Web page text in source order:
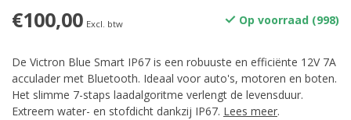
€100,00 Excl. btw Op voorraad (998)
De Victron Blue Smart IP67 is een robuuste en efficiënte 12V 7A
acculader met Bluetooth. Ideaal voor auto's, motoren en boten.
Het slimme 7-staps laadalgoritme verlengt de levensduur.
Extreem water- en stofdicht dankzij IP67. Lees meer.